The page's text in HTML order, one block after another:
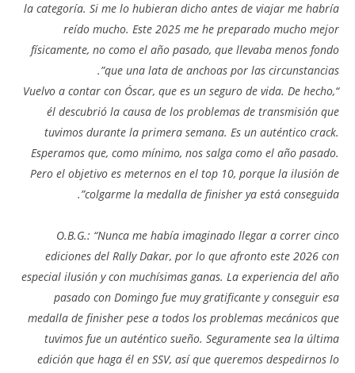
la categoría. Si me lo hubieran dicho antes de viajar me habría
reído mucho. Este 2025 me he preparado mucho mejor
físicamente, no como el año pasado, que llevaba menos fondo
que una lata de anchoas por las circunstancias”.
“Vuelvo a contar con Óscar, que es un seguro de vida. De hecho,
él descubrió la causa de los problemas de transmisión que
tuvimos durante la primera semana. Es un auténtico crack.
Esperamos que, como mínimo, nos salga como el año pasado.
Pero el objetivo es meternos en el top 10, porque la ilusión de
colgarme la medalla de finisher ya está conseguida”.
O.B.G.: “Nunca me había imaginado llegar a correr cinco
ediciones del Rally Dakar, por lo que afronto este 2026 con
especial ilusión y con muchísimas ganas. La experiencia del año
pasado con Domingo fue muy gratificante y conseguir esa
medalla de finisher pese a todos los problemas mecánicos que
tuvimos fue un auténtico sueño. Seguramente sea la última
edición que haga él en SSV, así que queremos despedirnos lo